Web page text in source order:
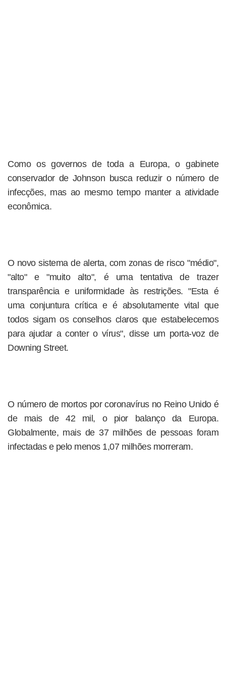
Como os governos de toda a Europa, o gabinete
conservador de Johnson busca reduzir o número de
infecções, mas ao mesmo tempo manter a atividade
econômica.
O novo sistema de alerta, com zonas de risco "médio",
"alto" e "muito alto", é uma tentativa de trazer
transparência e uniformidade às restrições. "Esta é
uma conjuntura crítica e é absolutamente vital que
todos sigam os conselhos claros que estabelecemos
para ajudar a conter o vírus", disse um porta-voz de
Downing Street.
O número de mortos por coronavírus no Reino Unido é
de mais de 42 mil, o pior balanço da Europa.
Globalmente, mais de 37 milhões de pessoas foram
infectadas e pelo menos 1,07 milhões morreram.